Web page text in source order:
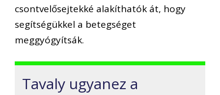
csontvelősejtekké alakíthatók át, hogy
segítségükkel a betegséget
meggyógyítsák.
Tavaly ugyanez a